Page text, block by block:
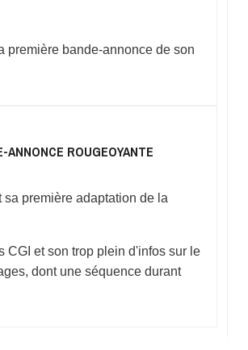
première bande-annonce de son
ROUGEOYANTE
sa première adaptation de la
CGI et son trop plein d'infos sur le
dont une séquence durant